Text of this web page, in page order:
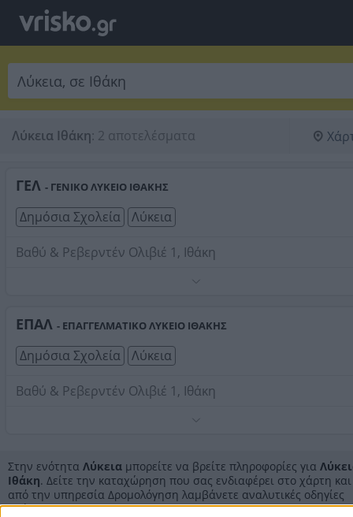
Λύκεια Ιθάκη: 2 αποτελέσματα
ΓΕΛ - ΓΕΝΙΚΟ ΛΥΚΕΙΟ ΙΘΑΚΗΣ
Δημόσια Σχολεία Λύκεια
Βαθύ & Ρεβερντέν Ολιβιέ 1, Ιθάκη
ΕΠΑΛ - ΕΠΑΓΓΕΛΜΑΤΙΚΟ ΛΥΚΕΙΟ ΙΘΑΚΗΣ
Δημόσια Σχολεία Λύκεια
Βαθύ & Ρεβερντέν Ολιβιέ 1, Ιθάκη
Στην ενότητα Λύκεια μπορείτε να βρείτε πληροφορίες για
Ιθάκη. Δείτε την καταχώρηση που σας ενδιαφέρει στο χάρτη
από την υπηρεσία Δρομολόγηση λαμβάνετε αναλυτικές οδηγίες
πρόσβασης.